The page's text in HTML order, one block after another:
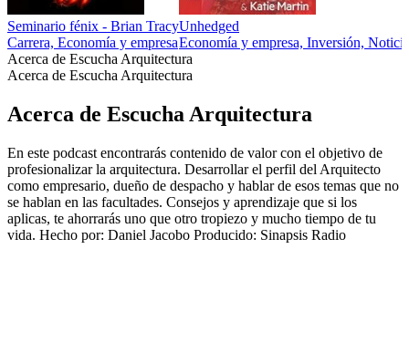
Seminario fénix - Brian Tracy
Carrera, Economía y empresa
Unhedged
Economía y empresa, Inversión,
Acerca de Escucha Arquitectura
Acerca de Escucha Arquitectura
Acerca de Escucha Arquitectura
En este podcast encontrarás contenido de valor con el objetivo de
profesionalizar la arquitectura. Desarrollar el perfil del Arquitecto
como empresario, dueño de despacho y hablar de esos temas que no
se hablan en las facultades. Consejos y aprendizaje que si los
aplicas, te ahorrarás uno que otro tropiezo y mucho tiempo de tu
vida. Hecho por: Daniel Jacobo Producido: Sinapsis Radio